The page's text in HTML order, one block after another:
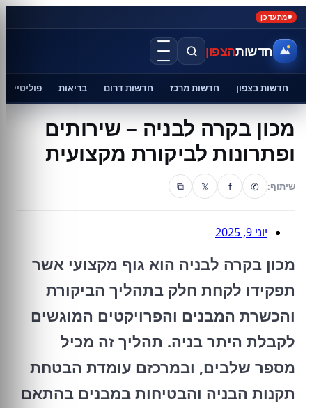
מתעדכן
חדשותהצפון
חדשות בצפון חדשות מרכז חדשות דרום בריאות פוליטיקה
מכון בקרה לבניה – שירותים
ופתרונות לביקורת מקצועית
שיתוף: ✆
f
𝕏
⧉
יוני 9, 2025
מכון בקרה לבניה הוא גוף מקצועי אשר
תפקידו לקחת חלק בתהליך הביקורת
והכשרת המבנים והפרויקטים המוגשים
לקבלת היתר בניה. תהליך זה מכיל
מספר שלבים, ובמרכזם עומדת הבטחת
תקנות הבניה והבטיחות במבנים בהתאם